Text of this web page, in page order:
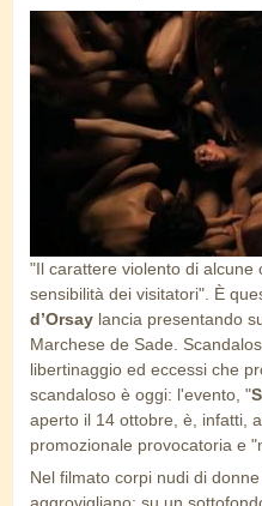
desade_orsay.jpg
"Il carattere violento di
sensibilità dei visitatori". È
d’Orsay lancia presentando
Marchese de Sade.
libertinaggio ed eccessi che
scandaloso è oggi: l'evento, "
aperto il 14 ottobre, è, infatti,
promozionale provocatoria e
Nel filmato corpi nudi di